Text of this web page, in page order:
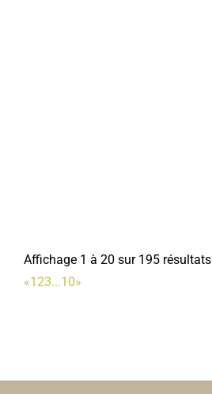
Affichage 1 à 20 sur 195 résultats
«123...10»